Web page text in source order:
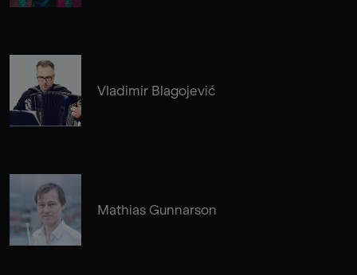
Vladimir Blagojević
Mathias Gunnarson